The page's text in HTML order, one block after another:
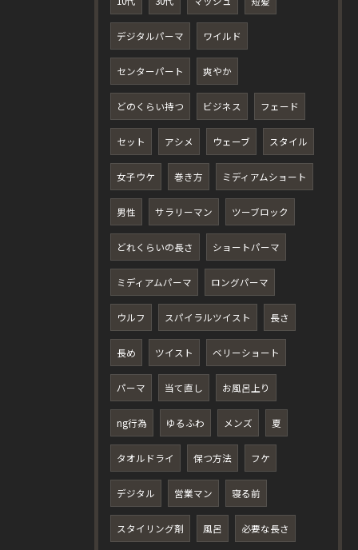
デジタルパーマ ワイルド
センターパート 爽やか
どのくらい持つ ビジネス フェード
セット アシメ ウェーブ スタイル
女子ウケ 巻き方 ミディアムショート
男性 サラリーマン ツーブロック
どれくらいの長さ ショートパーマ
ミディアムパーマ ロングパーマ
ウルフ スパイラルツイスト 長さ
長め ツイスト ベリーショート
パーマ 当て直し お風呂上り
ng行為 ゆるふわ メンズ 夏
タオルドライ 保つ方法 フケ
デジタル 営業マン 寝る前
スタイリング剤 風呂 必要な長さ